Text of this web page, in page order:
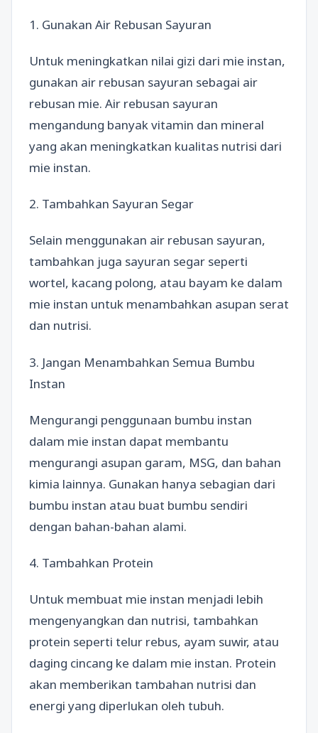
1. Gunakan Air Rebusan Sayuran
Untuk meningkatkan nilai gizi dari mie instan,
gunakan air rebusan sayuran sebagai air
rebusan mie. Air rebusan sayuran
mengandung banyak vitamin dan mineral
yang akan meningkatkan kualitas nutrisi dari
mie instan.
2. Tambahkan Sayuran Segar
Selain menggunakan air rebusan sayuran,
tambahkan juga sayuran segar seperti
wortel, kacang polong, atau bayam ke dalam
mie instan untuk menambahkan asupan serat
dan nutrisi.
3. Jangan Menambahkan Semua Bumbu
Instan
Mengurangi penggunaan bumbu instan
dalam mie instan dapat membantu
mengurangi asupan garam, MSG, dan bahan
kimia lainnya. Gunakan hanya sebagian dari
bumbu instan atau buat bumbu sendiri
dengan bahan-bahan alami.
4. Tambahkan Protein
Untuk membuat mie instan menjadi lebih
mengenyangkan dan nutrisi, tambahkan
protein seperti telur rebus, ayam suwir, atau
daging cincang ke dalam mie instan. Protein
akan memberikan tambahan nutrisi dan
energi yang diperlukan oleh tubuh.